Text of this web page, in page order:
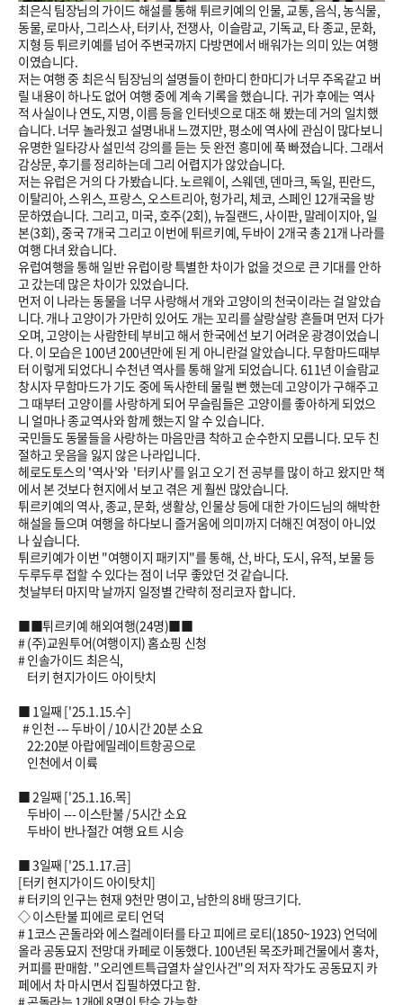
최은식 팀장님의 가이드 해설를 통해 튀르키예의 인물, 교통, 음식, 농식물,
동물, 로마사, 그리스사, 터키사, 전쟁사, 이슬람교, 기독교, 타 종교, 문화,
지형 등 튀르키예를 넘어 주변국까지 다방면에서 배워가는 의미 있는 여행
이였습니다.
저는 여행 중 최은식 팀장님의 설명들이 한마디 한마디가 너무 주옥같고 버
릴 내용이 하나도 없어 여행 중에 계속 기록을 했습니다. 귀가 후에는 역사
적 사실이나 연도, 지명, 이름 등을 인터넷으로 대조 해 봤는데 거의 일치했
습니다. 너무 놀라웠고 설명내내 느꼈지만, 평소에 역사에 관심이 많다보니
유명한 일타강사 설민석 강의를 듣는 듯 완전 흥미에 푹 빠졌습니다. 그래서
감상문, 후기를 정리하는데 그리 어렵지가 않았습니다.
저는 유럽은 거의 다 가봤습니다. 노르웨이, 스웨덴, 덴마크, 독일, 핀란드,
이탈리아, 스위스, 프랑스, 오스트리아, 헝가리, 체코, 스페인 12개국을 방
문하였습니다. 그리고, 미국, 호주(2회), 뉴질랜드, 사이판, 말레이지아, 일
본(3회), 중국 7개국 그리고 이번에 튀르키예, 두바이 2개국 총 21개 나라를
여행 다녀 왔습니다.
유럽여행을 통해 일반 유럽이랑 특별한 차이가 없을 것으로 큰 기대를 안하
고 갔는데 많은 차이가 있었습니다.
먼저 이 나라는 동물을 너무 사랑해서 개와 고양이의 천국이라는 걸 알았습
니다. 개나 고양이가 가만히 있어도 개는 꼬리를 살랑살랑 흔들며 먼저 다가
오며, 고양이는 사람한테 부비고 해서 한국에선 보기 어려운 광경이었습니
다. 이 모습은 100년 200년만에 된 게 아니란걸 알았습니다. 무함마드때부
터 이렇게 되었다니 수천년 역사를 통해 알게 되었습니다. 611년 이슬람교
창시자 무함마드가 기도 중에 독사한테 물릴 뻔 했는데 고양이가 구해주고
그 때부터 고양이를 사랑하게 되어 무슬림들은 고양이를 좋아하게 되었으
니 얼마나 종교역사와 함께 했는지 알 수 있습니다.
국민들도 동물들을 사랑하는 마음만큼 착하고 순수한지 모릅니다. 모두 친
절하고 웃음을 잃지 않은 나라입니다.
헤로도토스의 '역사'와 '터키사'를 읽고 오기 전 공부를 많이 하고 왔지만 책
에서 본 것보다 현지에서 보고 겪은 게 훨씬 많았습니다.
튀르키예의 역사, 종교, 문화, 생활상, 인물상 등에 대한 가이드님의 해박한
해설을 들으며 여행을 하다보니 즐거움에 의미까지 더해진 여정이 아니었
나 싶습니다.
튀르키예가 이번 "여행이지 패키지"를 통해, 산, 바다, 도시, 유적, 보물 등
두루두루 접할 수 있다는 점이 너무 좋았던 것 같습니다.
첫날부터 마지막 날까지 일정별 간략히 정리코자 합니다.
■■튀르키예 해외여행(24명)■■
# (주)교원투어(여행이지) 홈쇼핑 신청
# 인솔가이드 최은식,
터키 현지가이드 아이탓치
■ 1일째 ['25.1.15.수]
# 인천 --- 두바이 / 10시간 20분 소요
22:20분 아랍에밀레이트항공으로
인천에서 이륙
■ 2일째 ['25.1.16.목]
두바이 --- 이스탄불 / 5시간 소요
두바이 반나절간 여행 요트 시승
■ 3일째 ['25.1.17.금]
[터키 현지가이드 아이탓치]
# 터키의 인구는 현재 9천만 명이고, 남한의 8배 땅크기다.
◇ 이스탄불 피에르 로티 언덕
# 1코스 곤돌라와 에스컬레이터를 타고 피에르 로티(1850~1923) 언덕에
올라 공동묘지 전망대 카페로 이동했다. 100년된 목조카페건물에서 홍차,
커피를 판매함. "오리엔트특급열차 살인사건"의 저자 작가도 공동묘지 카
페에서 차 마시면서 집필하였다고 함.
# 곤돌라는 1개에 8명이 탑승 가능함.